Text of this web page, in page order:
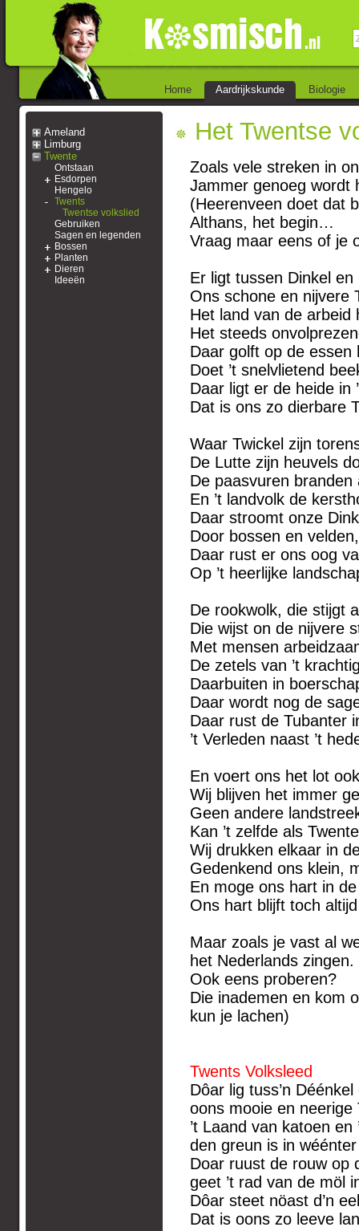
Home Aardrijkskunde Biologie
Ameland
Limburg
Twente
Ontstaan
Esdorpen
Hengelo
Twents
Twentse volkslied
Gebruiken
Sagen en legenden
Bossen
Planten
Dieren
Ideeën
Het Twentse
Zoals vele streken in
Jammer genoeg wordt
(Heerenveen doet dat
Althans, het begin…
Vraag maar eens of je
Er ligt tussen
Ons schone en nijvere
Het land van de arbeid
Het steeds
Daar golft op de essen
Doet ’t snelvlietend
Daar ligt er de heide in
Dat is ons zo dierbare
Waar Twickel zijn
De Lutte zijn heuvels
De paasvuren branden
En ’t landvolk de
Daar stroomt onze
Door bossen en
Daar rust er ons oog
Op ’t heerlijke
De rookwolk, die stijgt
Die wijst on de nijvere
Met mensen
De zetels van ’t
Daarbuiten in
Daar wordt nog de
Daar rust de Tubanter
’t Verleden naast ’t
En voert ons het lot
Wij blijven het immer
Geen andere
Kan ’t zelfde als
Wij drukken elkaar in
Gedenkend ons klein,
En moge ons hart in
Ons hart blijft toch
Maar zoals je vast al
het Nederlands
Ook eens proberen?
Die inademen en kom
kun je lachen)
Twents Volksleed
Dôar lig tuss’n
oons mooie en neerige
’t Laand van katoen en
den greun is in
Doar ruust de rouw op
geet ’t rad van de möl
Dôar steet nöast d’n
Dat is oons zo leeve